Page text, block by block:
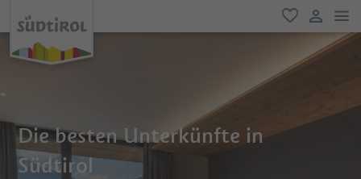
favorit
user link
Die besten Unterkünfte in
Südtirol